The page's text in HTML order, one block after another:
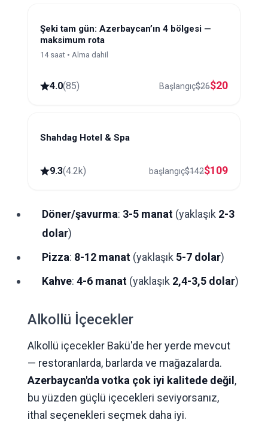
Şeki tam gün: Azerbaycan’ın 4 bölgesi —
maksimum rota
14 saat • Alma dahil
4.0(85) Başlangıç$26$20
Shahdag
Shahdag Hotel & Spa
9.3(4.2k) başlangıç$142$109
Döner/şavurma: 3-5 manat (yaklaşık 2-3
dolar)
Pizza: 8-12 manat (yaklaşık 5-7 dolar)
Kahve: 4-6 manat (yaklaşık 2,4-3,5 dolar)
Alkollü İçecekler
Alkollü içecekler Bakü'de her yerde mevcut
— restoranlarda, barlarda ve mağazalarda.
Azerbaycan'da votka çok iyi kalitede değil,
bu yüzden güçlü içecekleri seviyorsanız,
ithal seçenekleri seçmek daha iyi.